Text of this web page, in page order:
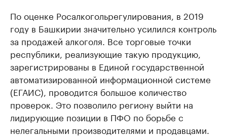
По оценке Росалкогольрегулирования, в 2019
году в Башкирии значительно усилился контроль
за продажей алкоголя. Все торговые точки
республики, реализующие такую продукцию,
зарегистрированы в Единой государственной
автоматизированной информационной системе
(ЕГАИС), проводится большое количество
проверок. Это позволило региону выйти на
лидирующие позиции в ПФО по борьбе с
нелегальными производителями и продавцами.